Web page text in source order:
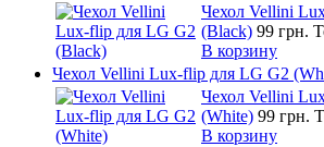
Чехол Vellini
(Black) 99 грн.
В корзину
Чехол Vellini Lux-flip для LG G2
Чехол Vellini
(White) 99 грн.
В корзину